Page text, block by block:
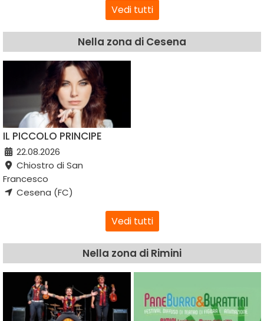
Vedi tutti
Nella zona di Cesena
IL PICCOLO PRINCIPE
22.08.2026
Chiostro di San
Francesco
Cesena (FC)
Vedi tutti
Nella zona di Rimini